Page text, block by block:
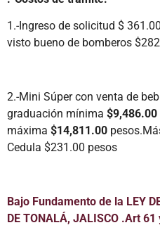
1.-Ingreso de solicitud $
visto bueno de bomberos
2.-Mini Súper con venta de
graduación mínima $9,486.00
máxima $14,811.00
Cedula $231.00 pesos
Bajo Fundamento de la LEY
DE TONALÁ, JALISCO .Art 61